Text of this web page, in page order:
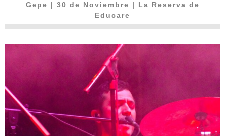
Gepe | 30 de Noviembre | La Reserva de
Educare